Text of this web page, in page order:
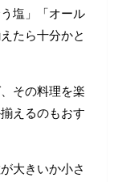
塩」「オール
たら十分かと
その料理を楽
えるのもおす
大きいか小さ